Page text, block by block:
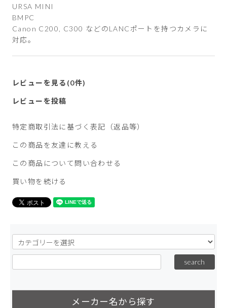
URSA MINI
BMPC
Canon C200, C300 などのLANCポートを持つカメラに
対応。
レビューを見る(0件)
レビューを投稿
特定商取引法に基づく表記（返品等）
この商品を友達に教える
この商品について問い合わせる
買い物を続ける
メーカー名から探す